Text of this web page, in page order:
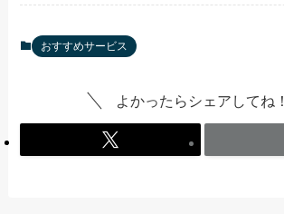
おすすめサービス
よかったらシェアしてね！